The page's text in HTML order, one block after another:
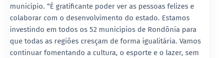
município. “É gratificante poder ver as pessoas felizes e
colaborar com o desenvolvimento do estado. Estamos
investindo em todos os 52 municípios de Rondônia para
que todas as regiões cresçam de forma igualitária. Vamos
continuar fomentando a cultura, o esporte e o lazer, sem